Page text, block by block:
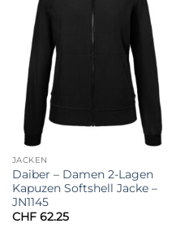
JACKEN
Daiber – Damen 2-Lagen
Kapuzen Softshell Jacke –
JN1145
CHF62.25